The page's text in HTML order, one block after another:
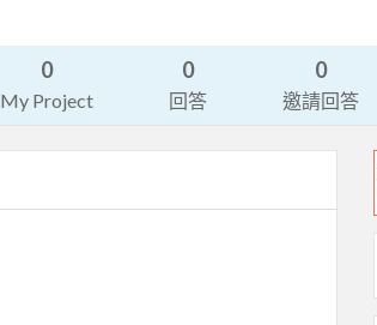
0
My Project
0
回答
0
邀請回答